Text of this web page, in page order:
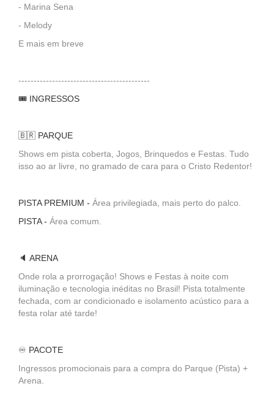
- Marina Sena
- Melody
E mais em breve
-------------------------------------------
🎟️ INGRESSOS
🇧🇷 PARQUE
Shows em pista coberta, Jogos, Brinquedos e Festas. Tudo
isso ao ar livre, no gramado de cara para o Cristo Redentor!
PISTA PREMIUM - Área privilegiada, mais perto do palco.
PISTA - Área comum.
🔈 ARENA
Onde rola a prorrogação! Shows e Festas à noite com
iluminação e tecnologia inéditas no Brasil! Pista totalmente
fechada, com ar condicionado e isolamento acústico para a
festa rolar até tarde!
♾️ PACOTE
Ingressos promocionais para a compra do Parque (Pista) +
Arena.